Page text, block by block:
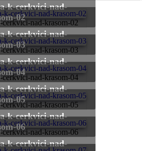
cerkvici-nad-krasom-02
02
cerkvici-nad-krasom-03
03
cerkvici-nad-krasom-04
04
cerkvici-nad-krasom-05
05
cerkvici-nad-krasom-06
06